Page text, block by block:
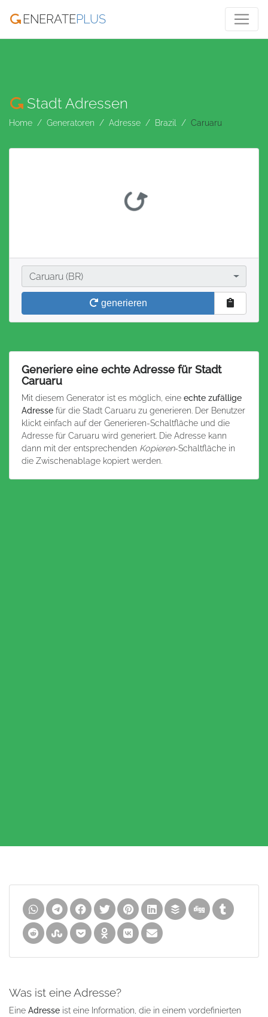
ENERATEPLUS
Stadt Adressen
Home Generatoren Adresse Brazil Caruaru
Stadt
Caruaru (BR)
generieren
Generiere eine echte Adresse für Stadt
Caruaru
Mit diesem Generator ist es möglich, eine echte zufällige
Adresse für die Stadt Caruaru zu generieren. Der Benutzer
klickt einfach auf der Generieren-Schaltfläche und die
Adresse für Caruaru wird generiert. Die Adresse kann
dann mit der entsprechenden Kopieren-Schaltfläche in
die Zwischenablage kopiert werden.
Was ist eine Adresse?
Eine Adresse ist eine Information, die in einem vordefinierten